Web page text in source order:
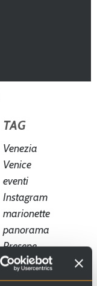
TAG
Venezia
Venice
eventi
Instagram
marionette
panorama
Presepe
adipisicing ENG
spiaggia